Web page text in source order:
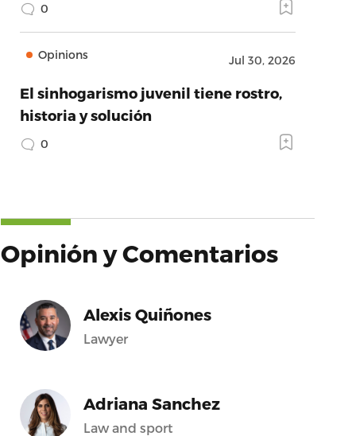
0
Opinions Jul 30, 2026
El sinhogarismo juvenil tiene rostro,
historia y solución
0
Opinión y Comentarios
Alexis Quiñones
Lawyer
Adriana Sanchez
Law and sport